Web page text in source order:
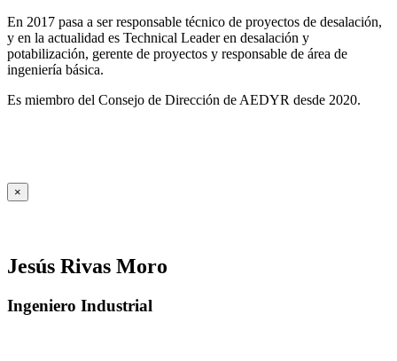
En 2017 pasa a ser responsable técnico de proyectos de desalación,
y en la actualidad es Technical Leader en desalación y
potabilización, gerente de proyectos y responsable de área de
ingeniería básica.
Es miembro del Consejo de Dirección de AEDYR desde 2020.
×
Jesús Rivas Moro
Ingeniero Industrial